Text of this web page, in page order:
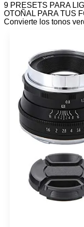
9 PRESETS PARA
OTOÑAL PARA TUS
Convierte los tonos